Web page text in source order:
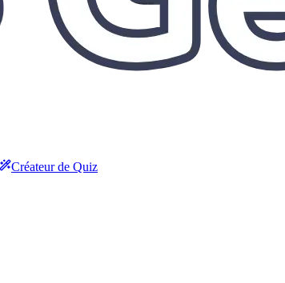
Créateur de Quiz